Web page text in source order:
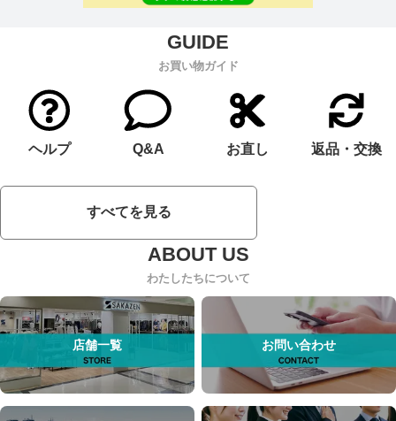
お買い物ガイド
ヘルプ Q&A お直し 返品・交換
すべてを見る
わたしたちについて
店舗一覧 お問い合わせ